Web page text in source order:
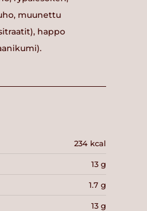
muunettu
happo
234 kcal
13 g
1.7 g
13 g